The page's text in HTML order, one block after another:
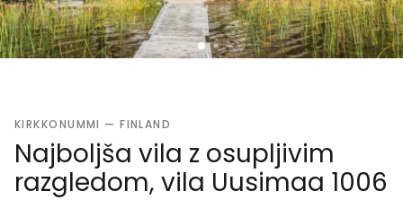
KIRKKONUMMI — FINLAND
Najboljša vila z osupljivim
razgledom, vila Uusimaa 1006